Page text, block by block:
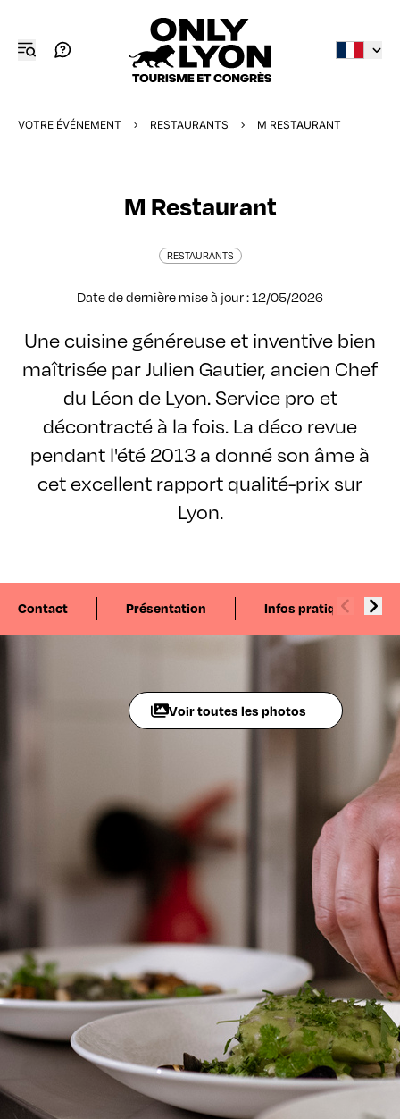
VOTRE ÉVÉNEMENT RESTAURANTS M RESTAURANT
M Restaurant
RESTAURANTS
Date de dernière mise à jour : 12/05/2026
Une cuisine généreuse et inventive bien
maîtrisée par Julien Gautier, ancien Chef
du Léon de Lyon. Service pro et
décontracté à la fois. La déco revue
pendant l'été 2013 a donné son âme à
cet excellent rapport qualité-prix sur
Lyon.
Contact Présentation Infos pratiques
Voir toutes les photos